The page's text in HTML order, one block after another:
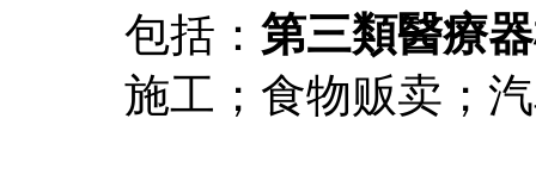
包括： 第三類醫療
施工；食物贩卖；